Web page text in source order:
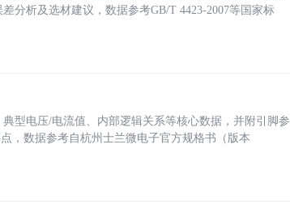
分析及选材建议，数据参考GB/T 4423-2007等国家标
型电压/电流值、内部逻辑关系等核心数据，并附引脚参
，数据参考自杭州士兰微电子官方规格书（版本